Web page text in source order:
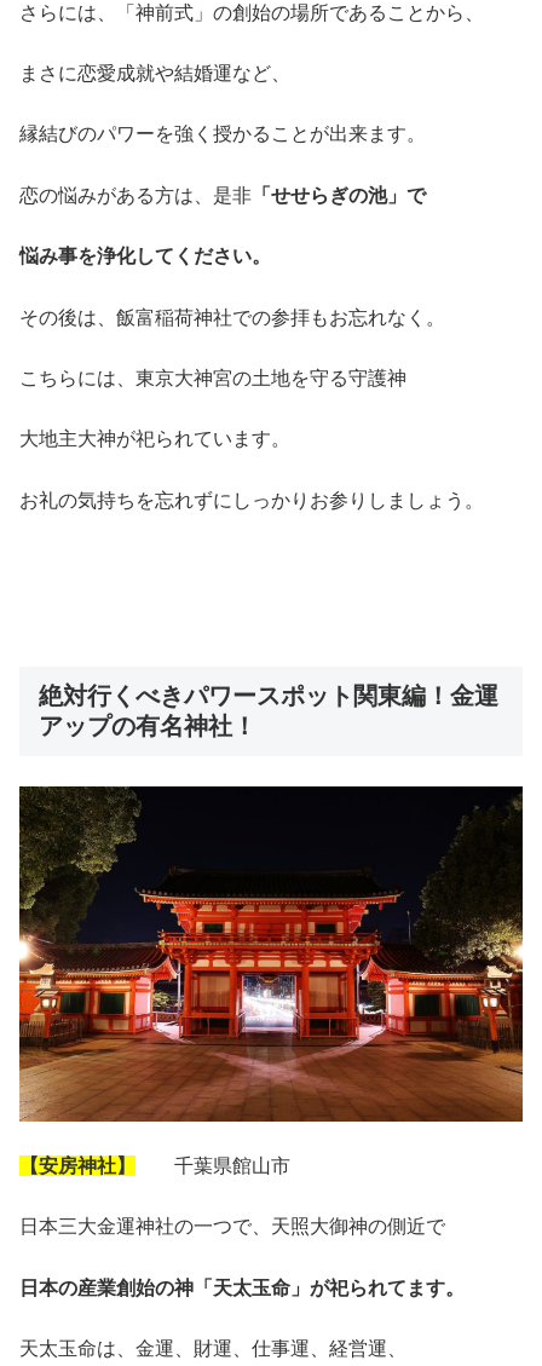
さらには、「神前式」の創始の場所であることから、
まさに恋愛成就や結婚運など、
縁結びのパワーを強く授かることが出来ます。
恋の悩みがある方は、是非 「せせらぎの池」で
悩み事を浄化してください。
その後は、飯富稲荷神社での参拝もお忘れなく。
こちらには、東京大神宮の土地を守る守護神
大地主大神が祀られています。
お礼の気持ちを忘れずにしっかりお参りしましょう。
絶対行くべきパワースポット関東編！金運
アップの有名神社！
【安房神社】 千葉県館山市
日本三大金運神社の一つで、天照大御神の側近で
日本の産業創始の神「天太玉命」が祀られてます。
天太玉命は、金運、財運、仕事運、経営運、